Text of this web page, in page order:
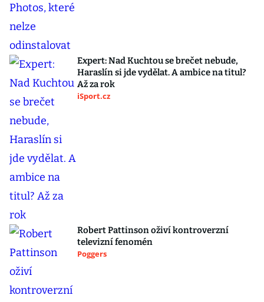
Expert: Nad Kuchtou se brečet nebude,
Haraslín si jde vydělat. A ambice na titul?
Až za rok
iSport.cz
Robert Pattinson oživí kontroverzní
televizní fenomén
Poggers